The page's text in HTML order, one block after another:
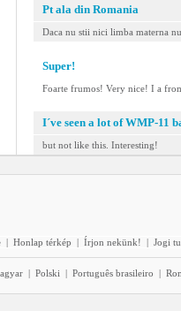
Pt ala din Romania
Daca nu stii nici limba materna
Super!
Foarte frumos! Very nice! I a
I´ve seen a lot of WMP-11
but not like this. Interesting!
| Honlap térkép | Írjon nekünk! | Jogi
| Polski | Português brasileiro |